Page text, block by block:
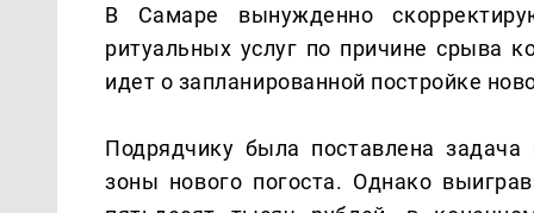
В Самаре вынужденно
ритуальных услуг по причине срыва
идет о запланированной постройке
Подрядчику была поставлена задача
зоны нового погоста. Однако